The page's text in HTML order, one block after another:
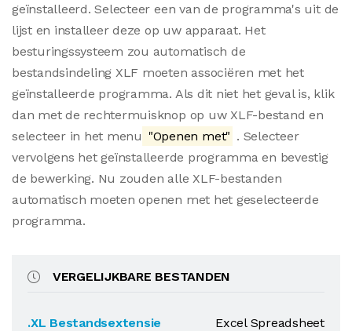
geïnstalleerd. Selecteer een van de programma's uit de
lijst en installeer deze op uw apparaat. Het
besturingssysteem zou automatisch de
bestandsindeling XLF moeten associëren met het
geïnstalleerde programma. Als dit niet het geval is, klik
dan met de rechtermuisknop op uw XLF-bestand en
selecteer in het menu "Openen met" . Selecteer
vervolgens het geïnstalleerde programma en bevestig
de bewerking. Nu zouden alle XLF-bestanden
automatisch moeten openen met het geselecteerde
programma.
VERGELIJKBARE BESTANDEN
.XL Bestandsextensie
Excel Spreadsheet